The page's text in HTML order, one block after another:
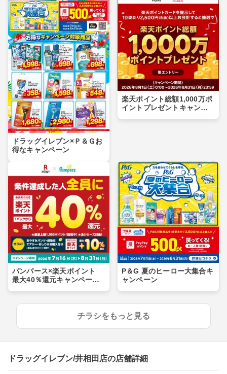
ドラッグイレブン×Ｐ＆Ｇお
得なキャンペーン
楽天ポイント総額1,000万ポ
イントプレゼントキャンペ
パンパース×楽天ポイント
最大40％還元キャンペー
P＆G 夏のヒーロー大集合キ
ャンペーン
チラシをもっと見る
ドラッグイレブン/井相田店の店舗詳細